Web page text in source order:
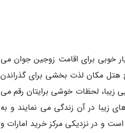
خوبی برای اقامت زوجین جوان می
مکان لذت بخشی برای گذراندن
زیبا، لحظات خوشی برایتان رقم می
در آن زندگی می نمایند و به
و در نزدیکی مرکز خرید امارات و